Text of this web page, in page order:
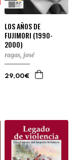
LOS AÑOS DE
FUJIMORI (1990-
2000)
ragas, josé
29,00€